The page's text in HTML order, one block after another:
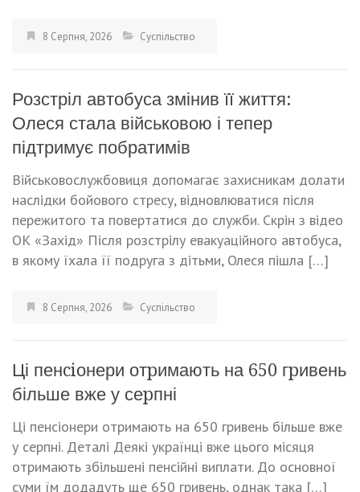
8 Серпня, 2026 Суспільство
Розстріл автобуса змінив її життя:
Олеся стала військовою і тепер
підтримує побратимів
Військовослужбовиця допомагає захисникам долати
наслідки бойового стресу, відновлюватися після
пережитого та повертатися до служби. Скрін з відео
ОК «Захід» Після розстрілу евакуаційного автобуса,
в якому їхала її подруга з дітьми, Олеся пішла […]
8 Серпня, 2026 Суспільство
Ці пенciонери отpимають на 650 гpивень
більше вже у сеpпні
Ці пенсіонери отримають на 650 гривень більше вже
у серпні. Деталі Деякі українці вже цього місяця
отримають збільшені пенсійні виплати. До основної
суми їм додадуть ще 650 гривень, однак така […]